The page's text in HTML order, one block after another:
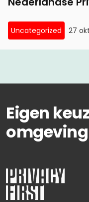
Uncategorized 27
Eigen
omgeving